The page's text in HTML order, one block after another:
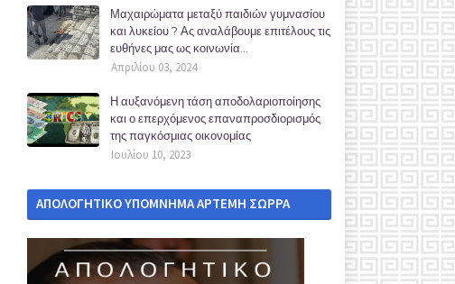
Μαχαιρώματα μεταξύ παιδιών γυμνασίου
και λυκείου ? Ας αναλάβουμε επιτέλους τις
ευθήνες μας ως κοινωνία...
Απριλίου 03, 2024
Η αυξανόμενη τάση αποδολαριοποίησης
και ο επερχόμενος επαναπροσδιορισμός
της παγκόσμιας οικονομίας
Ιουλίου 10, 2023
ΑΠΟΛΟΓΗΤΙΚΟ ΥΠΟΜΝΗΜΑ ΑΡΤΕΜΗ ΣΩΡΡΑ